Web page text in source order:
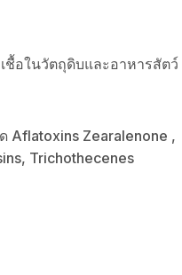
อในวัตถุดิบและอาหารสัตว์
Aflatoxins Zearalenone ,
Trichothecenes